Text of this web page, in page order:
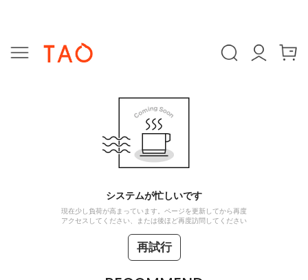
システムが忙しいです
現在少し負荷が高まっています。ページを更新してから再度
アクセスしてください、または後ほど再度訪問してください
再試行